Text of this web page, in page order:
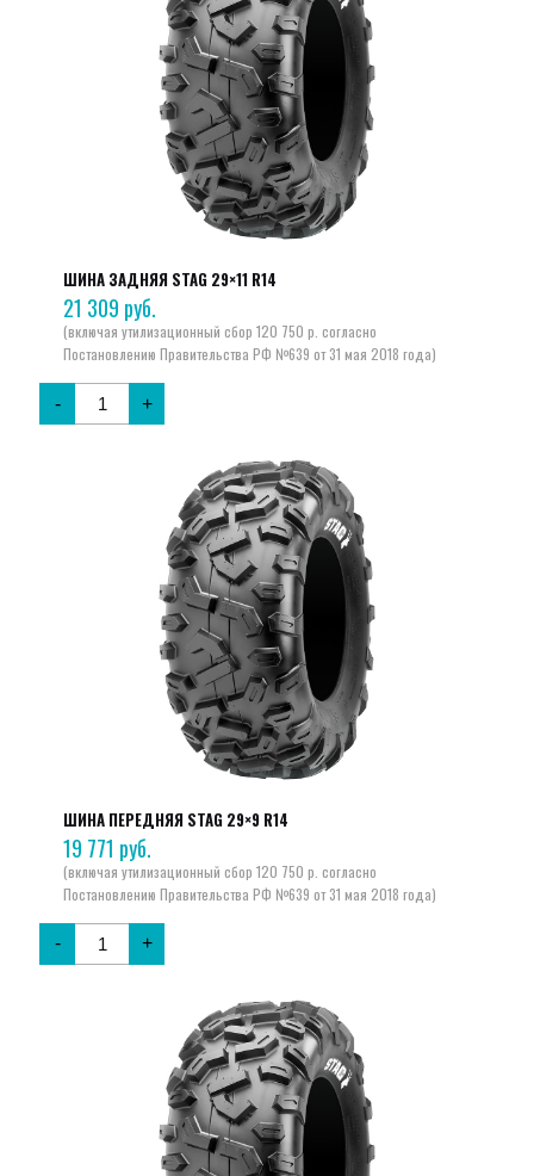
ШИНА ЗАДНЯЯ STAG 29×11 R14
21 309 руб.
- +
ШИНА ПЕРЕДНЯЯ STAG 29×9 R14
19 771 руб.
- +